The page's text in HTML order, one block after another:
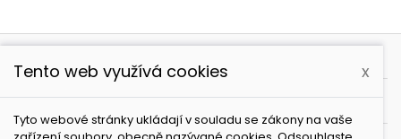
NAŠE SPOLEČNOST 
Tento web využívá cookies x
Tyto webové stránky ukládají v souladu se zákony na vaše